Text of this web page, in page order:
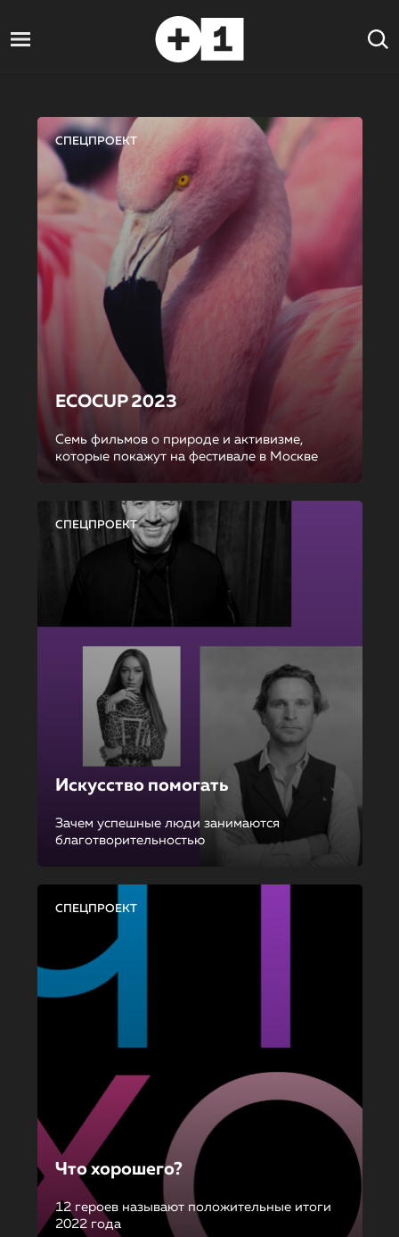
СПЕЦПРОЕКТ
ECOCUP 2023
Семь фильмов о природе и активизме,
которые покажут на фестивале в Москве
СПЕЦПРОЕКТ
Искусство помогать
Зачем успешные люди занимаются
благотворительностью
СПЕЦПРОЕКТ
Что хорошего?
12 героев называют положительные итоги
2022 года